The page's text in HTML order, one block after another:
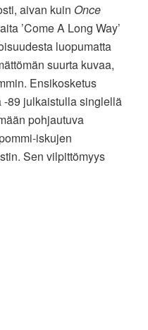
aivan kuin Once
’Come A Long Way’
luopumatta
suurta kuvaa,
Ensikosketus
89 julkaistulla singlellä
pohjautuva
iskujen
Sen vilpittömyys